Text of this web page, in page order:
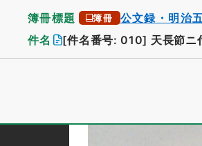
簿冊標題 簿冊 公文録・明治
件名 [件名番号: 010] 天長節ニ